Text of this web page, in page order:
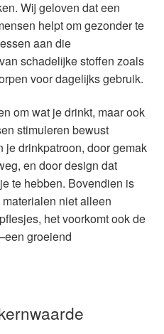
Wij geloven dat een
helpt om gezonder te
aan die
schadelijke stoffen zoals
voor dagelijks gebruik.
om wat je drinkt, maar ook
stimuleren bewust
drinkpatroon, door gemak
en door design dat
te hebben. Bovendien is
niet alleen
het voorkomt ook de
groeiend